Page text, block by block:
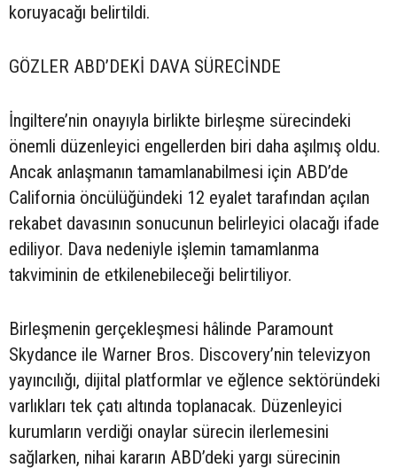
koruyacağı belirtildi.
GÖZLER ABD’DEKİ DAVA SÜRECİNDE
İngiltere’nin onayıyla birlikte birleşme sürecindeki
önemli düzenleyici engellerden biri daha aşılmış oldu.
Ancak anlaşmanın tamamlanabilmesi için ABD’de
California öncülüğündeki 12 eyalet tarafından açılan
rekabet davasının sonucunun belirleyici olacağı ifade
ediliyor. Dava nedeniyle işlemin tamamlanma
takviminin de etkilenebileceği belirtiliyor.
Birleşmenin gerçekleşmesi hâlinde Paramount
Skydance ile Warner Bros. Discovery’nin televizyon
yayıncılığı, dijital platformlar ve eğlence sektöründeki
varlıkları tek çatı altında toplanacak. Düzenleyici
kurumların verdiği onaylar sürecin ilerlemesini
sağlarken, nihai kararın ABD’deki yargı sürecinin